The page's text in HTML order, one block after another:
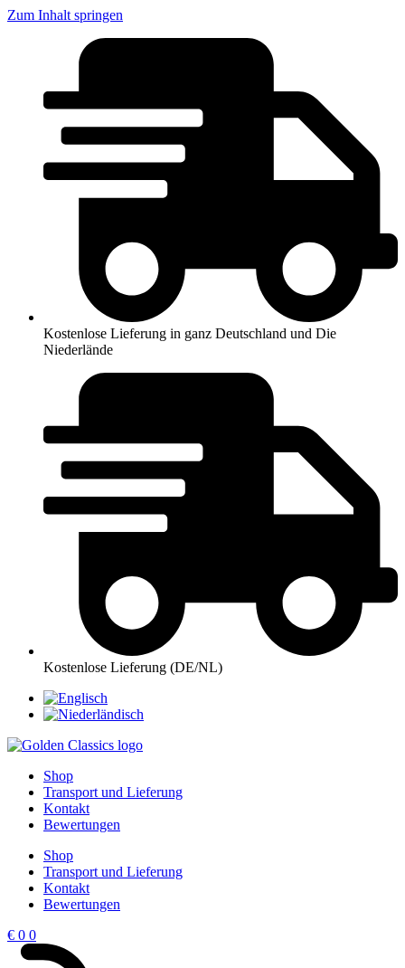
Zum Inhalt springen
Kostenlose Lieferung in ganz Deutschland und Die
Niederlände
Kostenlose Lieferung (DE/NL)
Shop
Transport und Lieferung
Kontakt
Bewertungen
Shop
Transport und Lieferung
Kontakt
Bewertungen
€ 0 0